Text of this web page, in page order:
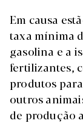
Em causa
taxa mínima
gasolina e a
fertilizantes,
produtos
outros
de produção